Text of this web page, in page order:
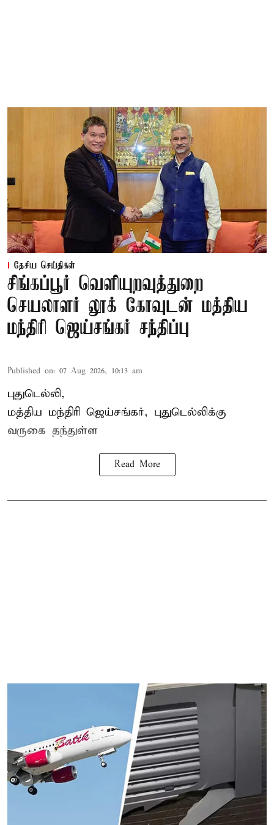
தேசிய செய்திகள்
சிங்கப்பூர் வெளியுறவுத்துறை
செயலாளர் லூக் கோவுடன் மத்திய
மந்திரி ஜெய்சங்கர் சந்திப்பு
Published on: 07 Aug 2026, 10:13 am
புதுடெல்லி,
மத்திய மந்திரி ஜெய்சங்கர், புதுடெல்லிக்கு
வருகை தந்துள்ள
Read More